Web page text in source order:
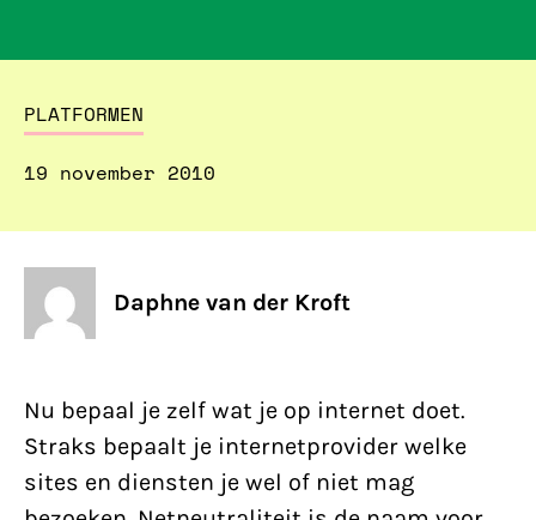
PLATFORMEN
19 november 2010
Daphne van der Kroft
Nu bepaal je zelf wat je op internet doet.
Straks bepaalt je internetprovider welke
sites en diensten je wel of niet mag